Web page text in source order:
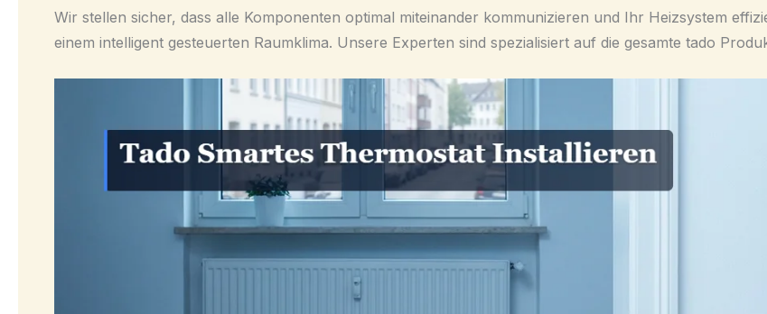
Wir stellen sicher, dass alle Komponenten optimal miteinander kommunizieren und Ihr Heizsystem
einem intelligent gesteuerten Raumklima. Unsere Experten sind spezialisiert auf die gesamte tado